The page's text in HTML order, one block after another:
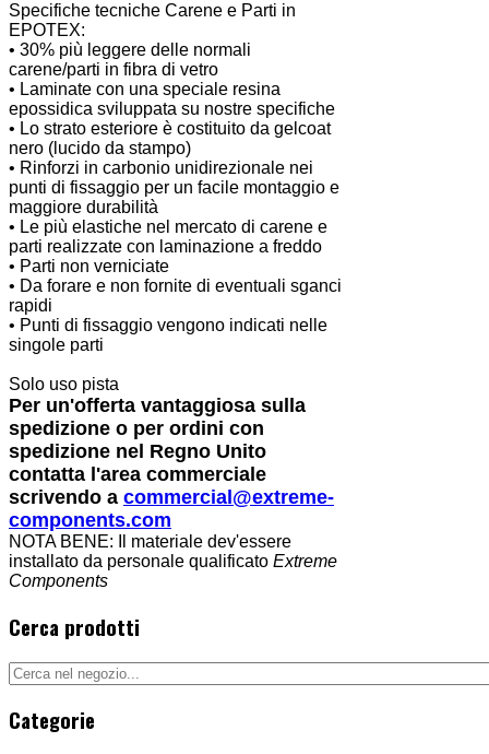
Specifiche tecniche Carene e Parti in
EPOTEX:
• 30% più leggere delle normali
carene/parti in fibra di vetro
• Laminate con una speciale resina
epossidica sviluppata su nostre specifiche
• Lo strato esteriore è costituito da gelcoat
nero (lucido da stampo)
• Rinforzi in carbonio unidirezionale nei
punti di fissaggio per un facile montaggio e
maggiore durabilità
• Le più elastiche nel mercato di carene e
parti realizzate con laminazione a freddo
• Parti non verniciate
• Da forare e non fornite di eventuali sganci
rapidi
• Punti di fissaggio vengono indicati nelle
singole parti
Solo uso pista
Per un'offerta vantaggiosa sulla
spedizione o per ordini con
spedizione nel Regno Unito
contatta l'area commerciale
scrivendo a commercial@extreme-
components.com
NOTA BENE: Il materiale dev'essere
installato da personale qualificato Extreme
Components
Cerca prodotti
Categorie